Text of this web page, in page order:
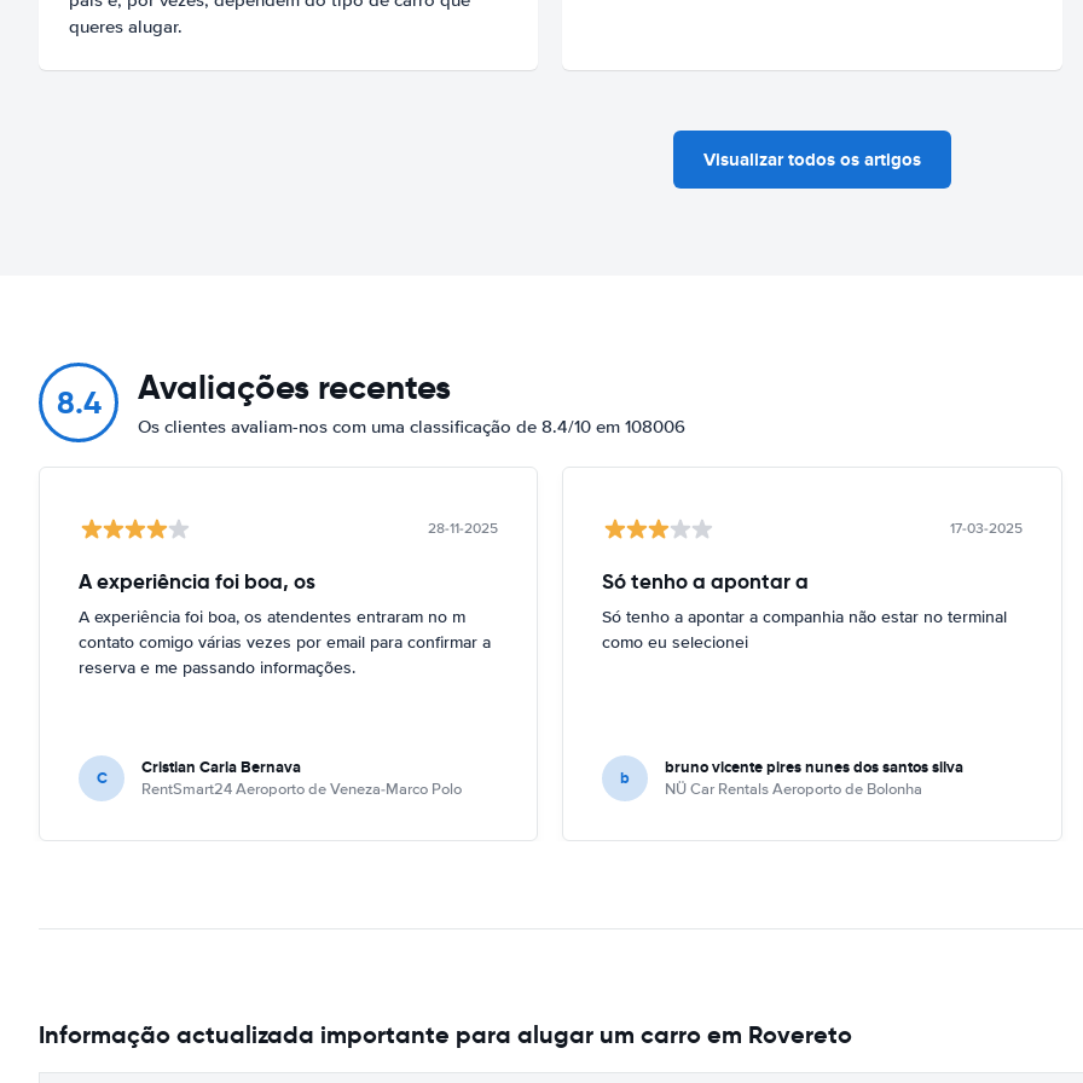
queres alugar.
Visualizar todos os artigos
8.4 Avaliações recentes
Os clientes avaliam-nos com uma classificação de 8.4/10 em 108006
28-11-2025
A experiência foi boa, os
A experiência foi boa, os atendentes entraram no m
contato comigo várias vezes por email para confirmar a
reserva e me passando informações.
C Cristian Carla Bernava
RentSmart24 Aeroporto de Veneza-Marco Polo
17-03-2025
Só tenho a apontar a
Só tenho a apontar a companhia não estar no terminal
como eu selecionei
b bruno vicente pires nunes dos santos silva
NÜ Car Rentals Aeroporto de Bolonha
Informação actualizada importante para alugar um carro em Rovereto